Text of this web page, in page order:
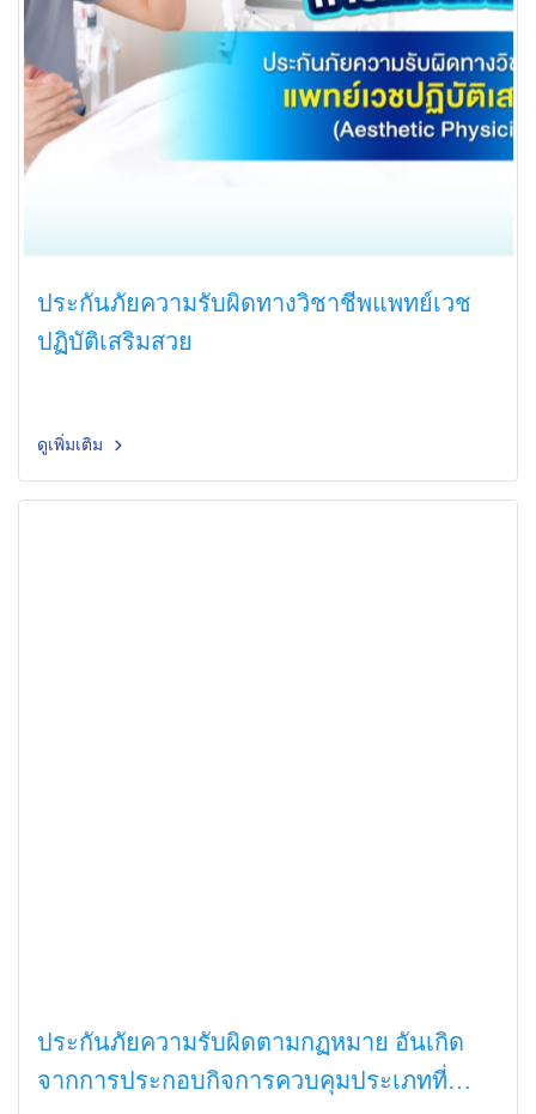
ประกันภัยความรับผิดทางวิชาชีพแพทย์เวช
ปฏิบัติเสริมสวย
ดูเพิ่มเติม
ประกันภัยความรับผิดตามกฏหมาย อันเกิด
จากการประกอบกิจการควบคุมประเภทที่